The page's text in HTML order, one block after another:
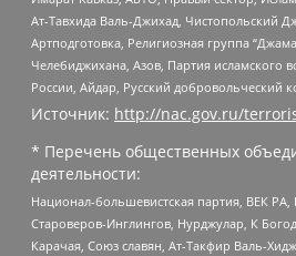
Ат-Тавхида Валь-Джихад, Чистопольский
Артподготовка, Религиозная группа
Челебиджихана, Азов, Партия исламского
России, Айдар, Русский добровольческий
Источник: http://nac.gov.ru/
* Перечень общественных
деятельности:
Национал-большевистская партия, ВЕК
Староверов-Инглингов, Нурджулар, К
Карачая, Союз славян, Ат-Такфир Валь-